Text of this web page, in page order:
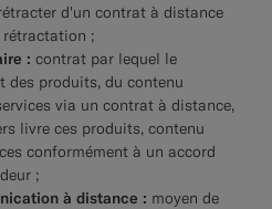
d'un contrat à distance
rétractation ;
: contrat par lequel le
des produits, du contenu
via un contrat à distance,
livre ces produits, contenu
conformément à un accord
;
à distance : moyen de